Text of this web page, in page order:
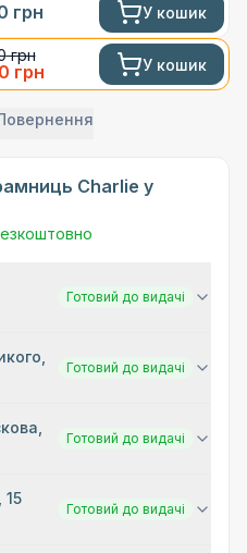
грн У кошик
грн
грн У кошик
Charlie у
Готовий до видачі
Готовий до видачі
Готовий до видачі
15
Готовий до видачі